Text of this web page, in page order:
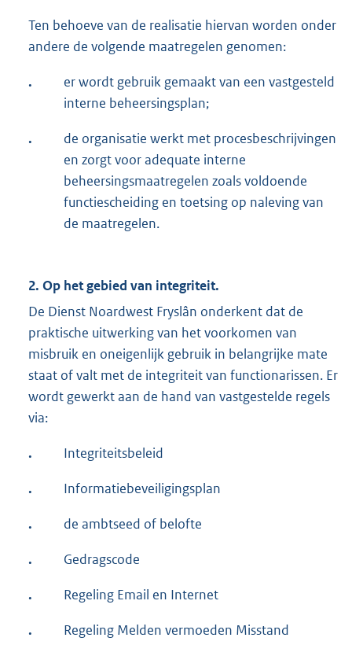
Ten behoeve van de realisatie hiervan worden onder
andere de volgende maatregelen genomen:
.
er wordt gebruik gemaakt van een vastgesteld
interne beheersingsplan;
.
de organisatie werkt met procesbeschrijvingen
en zorgt voor adequate interne
beheersingsmaatregelen zoals voldoende
functiescheiding en toetsing op naleving van
de maatregelen.
2. Op het gebied van integriteit.
De Dienst Noardwest Fryslân onderkent dat de
praktische uitwerking van het voorkomen van
misbruik en oneigenlijk gebruik in belangrijke mate
staat of valt met de integriteit van functionarissen. Er
wordt gewerkt aan de hand van vastgestelde regels
via:
. Integriteitsbeleid
. Informatiebeveiligingsplan
. de ambtseed of belofte
. Gedragscode
. Regeling Email en Internet
. Regeling Melden vermoeden Misstand